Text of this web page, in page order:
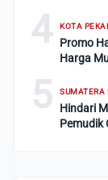
4 KOTA
Promo
Harga
5 SUMATERA
Hindari
Pemudik